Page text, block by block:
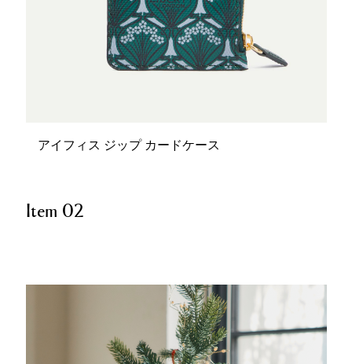
アイフィス ジップ カードケース
Item 02